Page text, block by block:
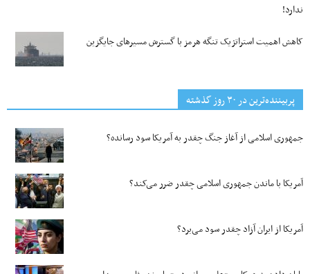
ندارد!
کاهش اهمیت استراتژیک تنگه‌ هرمز با گسترش مسیرهای جایگزین
پربیننده‌ترین‌ در ۳۰ روز گذشته
جمهوری اسلامی از آغاز جنگ چقدر به آمریکا سود رسانده؟
آمریکا با ماندن جمهوری اسلامی چقدر ضرر می‌کند؟
آمریکا از ایران آزاد چقدر سود می‌برد؟